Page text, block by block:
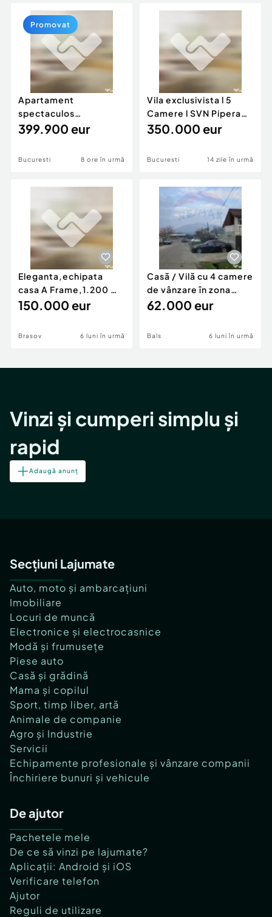
Servicii
Animale de companie
Afaceri și echipamente profesionale
Inchiriere Bunuri si Vehicule
Utilaje agricole si industriale
Piese auto si accesorii
Dacia Duster
Apartament
spectaculos
Metropolitan Viilor
399.900 eur
Bucuresti 8 ore în urmă
Promovat
Vila exclusivista l 5
Camere l SVN Pipera
Homes
350.000 eur
Bucuresti 14 zile în urmă
Eleganta,echipata
casa A Frame,1.200 mp
teren,deschidere Pia
150.000 eur
Brasov 6 luni în urmă
Casă / Vilă cu 4 camere
de vânzare în zona
Periferie
62.000 eur
Bals 6 luni în urmă
Vinzi și cumperi simplu și
rapid
Adaugă anunț
Secțiuni Lajumate
Auto, moto și ambarcațiuni
Imobiliare
Locuri de muncă
Electronice și electrocasnice
Modă și frumusețe
Piese auto
Casă și grădină
Mama și copilul
Sport, timp liber, artă
Animale de companie
Agro și Industrie
Servicii
Echipamente profesionale și vânzare companii
Închiriere bunuri și vehicule
De ajutor
Pachetele mele
De ce să vinzi pe lajumate?
Aplicații: Android și iOS
Verificare telefon
Ajutor
Reguli de utilizare